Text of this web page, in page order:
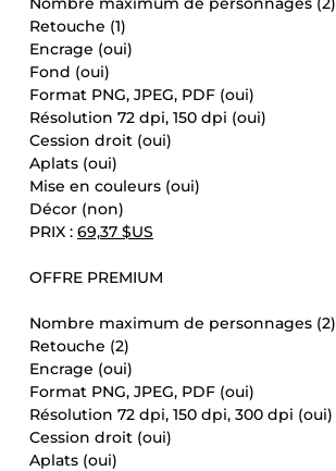
Retouche (1)
Encrage (oui)
Fond (oui)
Format PNG, JPEG, PDF (oui)
Résolution 72 dpi, 150 dpi (oui)
Cession droit (oui)
Aplats (oui)
Mise en couleurs (oui)
Décor (non)
PRIX : 69,37 $US
OFFRE PREMIUM
Nombre maximum de personnages (2)
Retouche (2)
Encrage (oui)
Format PNG, JPEG, PDF (oui)
Résolution 72 dpi, 150 dpi, 300 dpi (oui)
Cession droit (oui)
Aplats (oui)